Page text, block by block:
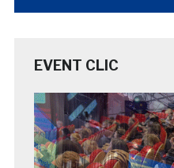
EVENT CLIC